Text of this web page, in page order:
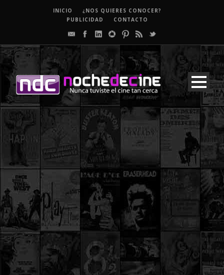
INICIO
¿NOS QUIERES CONOCER?
PUBLICIDAD
CONTACTO